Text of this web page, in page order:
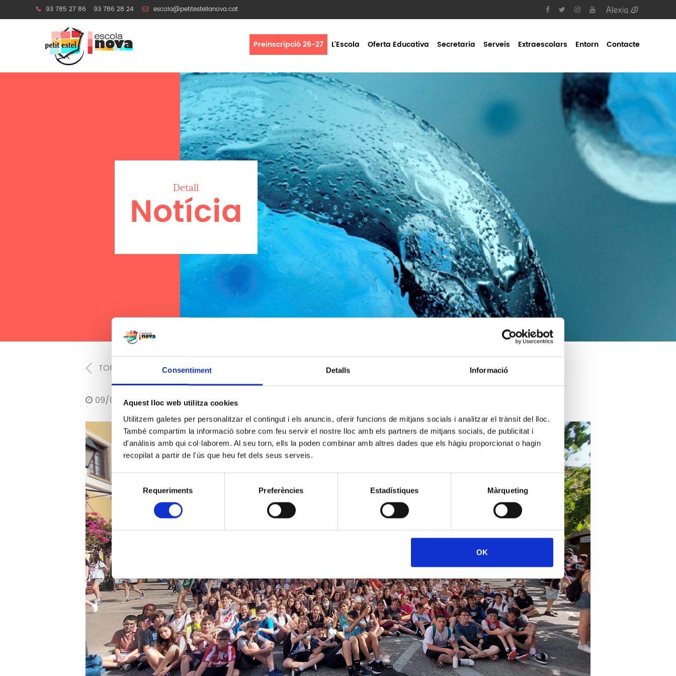
Consentiment Detalls Informació
Aquest lloc web utilitza cookies
Utilitzem galetes per personalitzar el contingut i els anuncis, oferir funcions de mitjans socials i analitzar el trànsit del lloc.
També compartim la informació sobre com feu servir el nostre lloc amb els partners de mitjans socials, de publicitat i
d'anàlisis amb qui col·laborem. Al seu torn, ells la poden combinar amb altres dades que els hàgiu proporcionat o hagin
recopilat a partir de l'ús que heu fet dels seus serveis.
de
consentiment
Requeriments Preferències Estadístiques Màrqueting
OK
93 785 27 86 93 786 28 24 escola@petitestellanova.cat
Preinscripció 26-27 L'Escola Oferta Educativa Secretaria Serveis Extraescolars Entorn Contacte
Detall
Notícia
TORNAR
09/06/2022